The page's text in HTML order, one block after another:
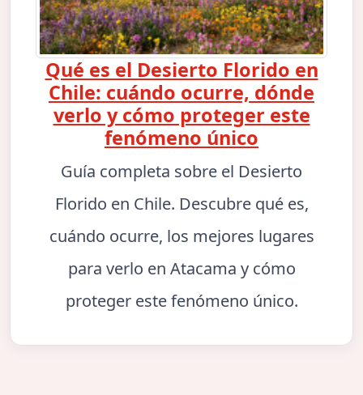
Qué es el Desierto Florido en
Chile: cuándo ocurre, dónde
verlo y cómo proteger este
fenómeno único
Guía completa sobre el Desierto
Florido en Chile. Descubre qué es,
cuándo ocurre, los mejores lugares
para verlo en Atacama y cómo
proteger este fenómeno único.